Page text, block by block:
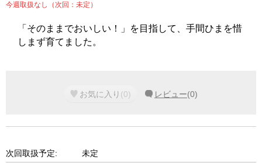
今週取扱なし（次回：未定）
「そのままでおいしい！」を目指して、手間ひまを惜
しまず育てました。
お気に入り (0) レビュー(0)
次回取扱予定:
未定